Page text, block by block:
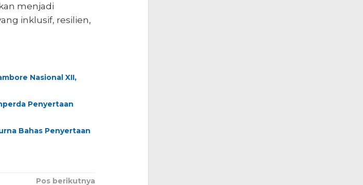
menjadi
inklusif, resilien,
Nasional XII,
Penyertaan
Bahas Penyertaan
Pos berikutnya